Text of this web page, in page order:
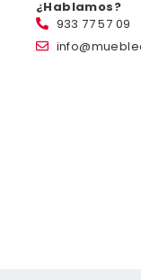
¿Hablamos?
933 77 57 09